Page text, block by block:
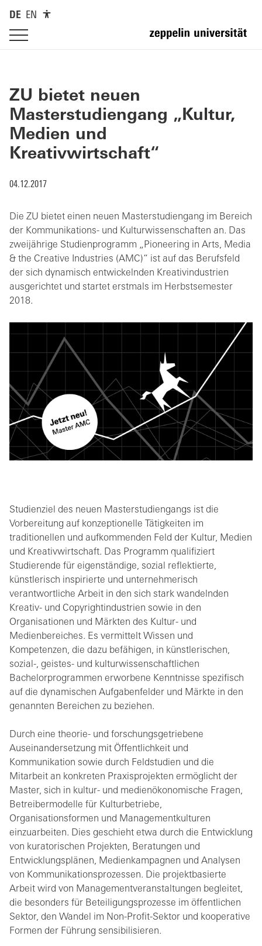
DE EN
ZU bietet neuen
Masterstudiengang „Kultur,
Medien und
Kreativwirtschaft“
04.12.2017
Die ZU bietet einen neuen Masterstudiengang im Bereich
der Kommunikations- und Kulturwissenschaften an. Das
zweijährige Studienprogramm „Pioneering in Arts, Media
& the Creative Industries (AMC)“ ist auf das Berufsfeld
der sich dynamisch entwickelnden Kreativindustrien
ausgerichtet und startet erstmals im Herbstsemester
2018.
Studienziel des neuen Masterstudiengangs ist die
Vorbereitung auf konzeptionelle Tätigkeiten im
traditionellen und aufkommenden Feld der Kultur, Medien
und Kreativwirtschaft. Das Programm qualifiziert
Studierende für eigenständige, sozial reflektierte,
künstlerisch inspirierte und unternehmerisch
verantwortliche Arbeit in den sich stark wandelnden
Kreativ- und Copyrightindustrien sowie in den
Organisationen und Märkten des Kultur- und
Medienbereiches. Es vermittelt Wissen und
Kompetenzen, die dazu befähigen, in künstlerischen,
sozial-, geistes- und kulturwissenschaftlichen
Bachelorprogrammen erworbene Kenntnisse spezifisch
auf die dynamischen Aufgabenfelder und Märkte in den
genannten Bereichen zu beziehen.
Durch eine theorie- und forschungsgetriebene
Auseinandersetzung mit Öffentlichkeit und
Kommunikation sowie durch Feldstudien und die
Mitarbeit an konkreten Praxisprojekten ermöglicht der
Master, sich in kultur- und medienökonomische Fragen,
Betreibermodelle für Kulturbetriebe,
Organisationsformen und Managementkulturen
einzuarbeiten. Dies geschieht etwa durch die Entwicklung
von kuratorischen Projekten, Beratungen und
Entwicklungsplänen, Medienkampagnen und Analysen
von Kommunikationsprozessen. Die projektbasierte
Arbeit wird von Managementveranstaltungen begleitet,
die besonders für Beteiligungsprozesse im öffentlichen
Sektor, den Wandel im Non-Profit-Sektor und kooperative
Formen der Führung sensibilisieren.